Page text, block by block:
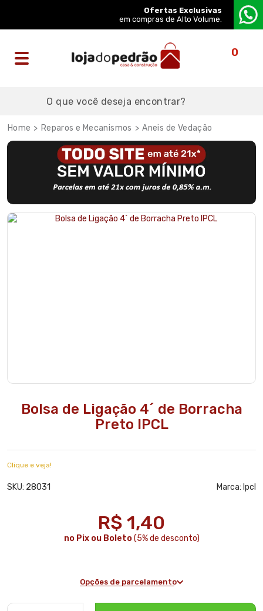
Ofertas Exclusivas
em compras de Alto Volume.
0
Reparos e Mecanismos Aneis de Vedação
Bolsa de Ligação 4´ de Borracha
Preto IPCL
Clique e veja!
SKU: 28031 Marca: Ipcl
R$ 1,40
no Pix ou Boleto(5% de desconto)
Opções de parcelamento